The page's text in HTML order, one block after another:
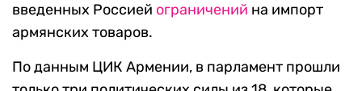
введенных Россией ограничений на импорт
армянских товаров.
По данным ЦИК Армении, в парламент прошли